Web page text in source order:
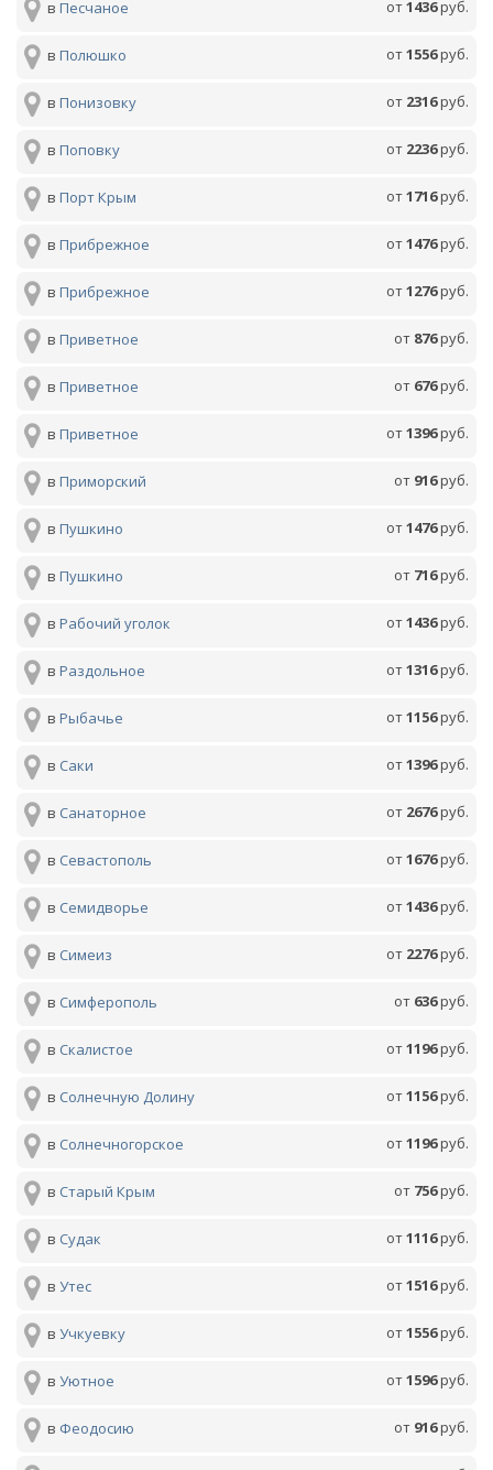
от1436руб.
в Песчаное
от1556руб.
в Полюшко
от 2316руб.
в Понизовку
от 2236руб.
в Поповку
от1716руб.
в Порт Крым
от1476руб.
в Прибрежное
от1276руб.
в Прибрежное
от 876руб.
в Приветное
от 676руб.
в Приветное
от1396руб.
в Приветное
от 916руб.
в Приморский
от1476руб.
в Пушкино
от 716руб.
в Пушкино
от1436руб.
в Рабочий уголок
от1316руб.
в Раздольное
от1156руб.
в Рыбачье
от1396руб.
в Саки
от 2676руб.
в Санаторное
от1676руб.
в Севастополь
от1436руб.
в Семидворье
от 2276руб.
в Симеиз
от 636руб.
в Симферополь
от1196руб.
в Скалистое
от1156руб.
в Солнечную Долину
от1196руб.
в Солнечногорское
от 756руб.
в Старый Крым
от1116руб.
в Судак
от1516руб.
в Утес
от1556руб.
в Учкуевку
от1596руб.
в Уютное
от 916руб.
в Феодосию